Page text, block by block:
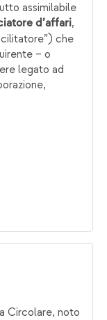
assimilabile
d’affari,
che
– o
legato ad
Circolare, noto